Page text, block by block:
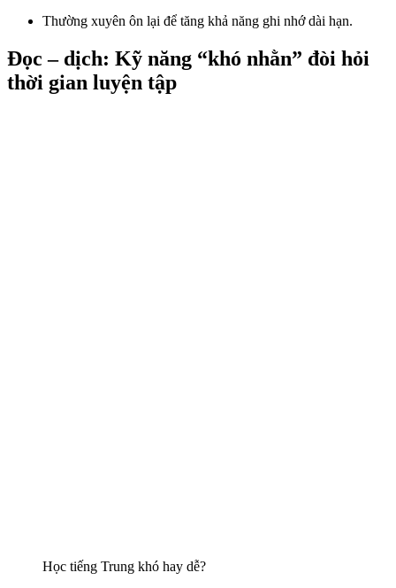
Thường xuyên ôn lại để tăng khả năng ghi nhớ dài hạn.
Đọc – dịch: Kỹ năng “khó nhằn” đòi hỏi
thời gian luyện tập
Học tiếng Trung khó hay dễ?